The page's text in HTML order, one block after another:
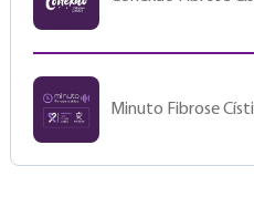
Minuto Fibrose